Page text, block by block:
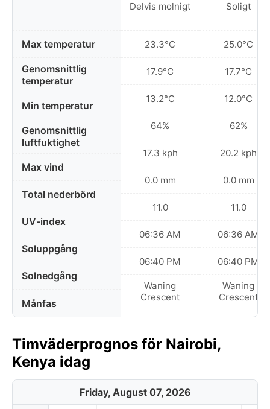
Max temperatur
Genomsnittlig
temperatur
Min temperatur
Genomsnittlig
luftfuktighet
Max vind
Total nederbörd
UV-index
Soluppgång
Solnedgång
Månfas
Delvis molnigt
23.3°C
17.9°C
13.2°C
64%
17.3 kph
0.0 mm
11.0
06:36 AM
06:40 PM
Waning
Crescent
Soligt
25.0°C
17.7°C
12.0°C
62%
20.2 kph
0.0 mm
11.0
06:36 AM
06:40 PM
Waning
Crescent
Timväderprognos för Nairobi,
Kenya idag
Friday, August 07, 2026